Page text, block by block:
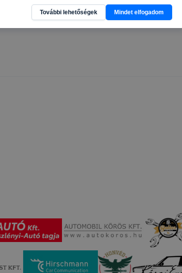
használja leginkább, így megtudhatjuk,
felhasználói élményt, ha ismét meglátogatja
ellenőrizheti és hogyan tudja kikapcsolni a
További lehetőségek Mindet elfogadom